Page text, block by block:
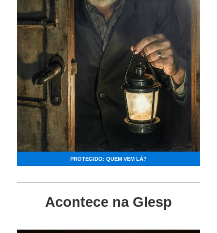
PROTEGIDO: QUEM VEM LÁ?
Acontece na Glesp